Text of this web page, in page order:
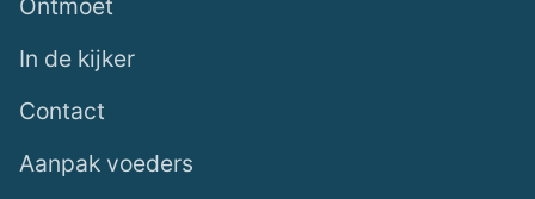
In de kijker
Contact
Aanpak voeders